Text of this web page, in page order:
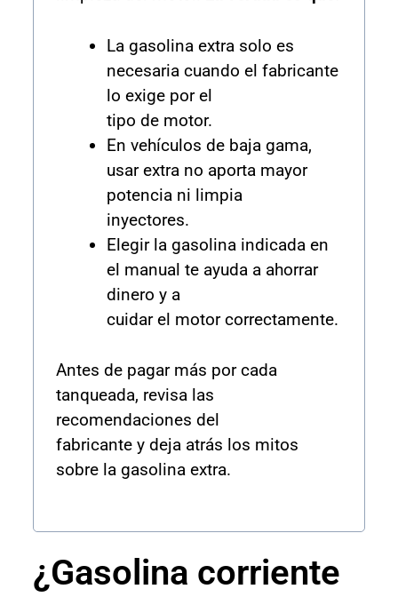
La gasolina extra solo es
necesaria cuando el fabricante
lo exige por el
tipo de motor.
En vehículos de baja gama,
usar extra no aporta mayor
potencia ni limpia
inyectores.
Elegir la gasolina indicada en
el manual te ayuda a ahorrar
dinero y a
cuidar el motor correctamente.
Antes de pagar más por cada
tanqueada, revisa las
recomendaciones del
fabricante y deja atrás los mitos
sobre la gasolina extra.
¿Gasolina corriente